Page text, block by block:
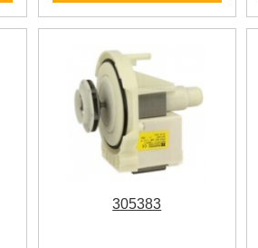
305383